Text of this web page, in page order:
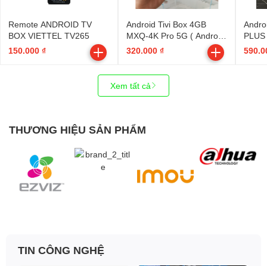
Remote ANDROID TV
BOX VIETTEL TV265
150.000 ₫
Android Tivi Box 4GB
MXQ-4K Pro 5G ( Android
11/4G/64G/Wi-Fi 5.0Ghz )
--- không kèm dây HDMI -
320.000 ₫
Xem tất cả
THƯƠNG HIỆU SẢN PHẨM
TIN CÔNG NGHỆ